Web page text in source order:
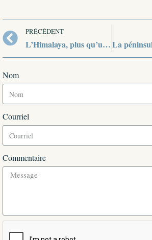
PRÉCÉDENT
L’Himalaya, plus qu’une chaîne de montagnes
Nom
Courriel
Commentaire